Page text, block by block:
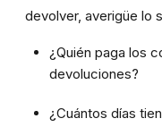
devolver, averigüe lo
¿Quién paga los
devoluciones?
¿Cuántos días